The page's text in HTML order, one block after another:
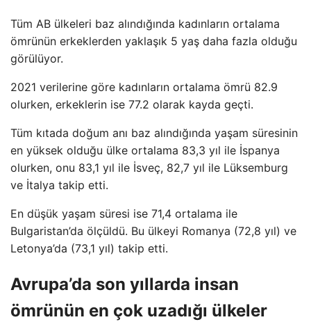
Tüm AB ülkeleri baz alındığında kadınların ortalama
ömrünün erkeklerden yaklaşık 5 yaş daha fazla olduğu
görülüyor.
2021 verilerine göre kadınların ortalama ömrü 82.9
olurken, erkeklerin ise 77.2 olarak kayda geçti.
Tüm kıtada doğum anı baz alındığında yaşam süresinin
en yüksek olduğu ülke ortalama 83,3 yıl ile İspanya
olurken, onu 83,1 yıl ile İsveç, 82,7 yıl ile Lüksemburg
ve İtalya takip etti.
En düşük yaşam süresi ise 71,4 ortalama ile
Bulgaristan’da ölçüldü. Bu ülkeyi Romanya (72,8 yıl) ve
Letonya’da (73,1 yıl) takip etti.
Avrupa’da son yıllarda insan
ömrünün en çok uzadığı ülkeler